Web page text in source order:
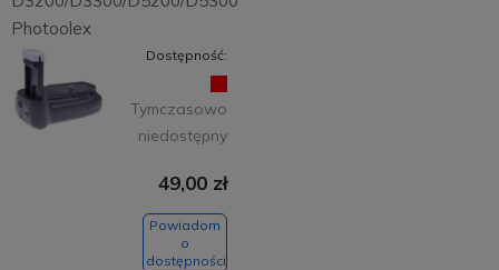
Photoolex
Dostępność:
Tymczasowo
niedostępny
49,00 zł
Powiadom
o
dostępności